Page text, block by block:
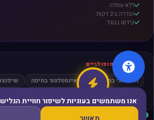
ללא עמלה
הגדרה ב-2 דקות
קידום בגוגל
חיפושים פופולריים
חשמלאי בתל אביב אינסטלטור בחיפה
עסקים מאומתים ביקורות אמיתיות
אנו משתמשים בעוגיות לשיפור חוויית